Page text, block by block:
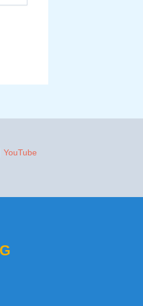
YouTube